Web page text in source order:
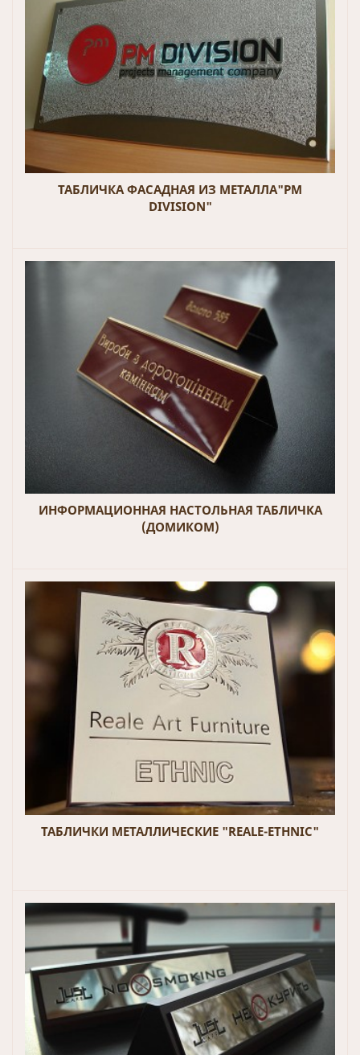
ТАБЛИЧКА ФАСАДНАЯ ИЗ МЕТАЛЛА"PM
DIVISION"
ИНФОРМАЦИОННАЯ НАСТОЛЬНАЯ ТАБЛИЧКА
(ДОМИКОМ)
ТАБЛИЧКИ МЕТАЛЛИЧЕСКИЕ "REALE-ETHNIC"